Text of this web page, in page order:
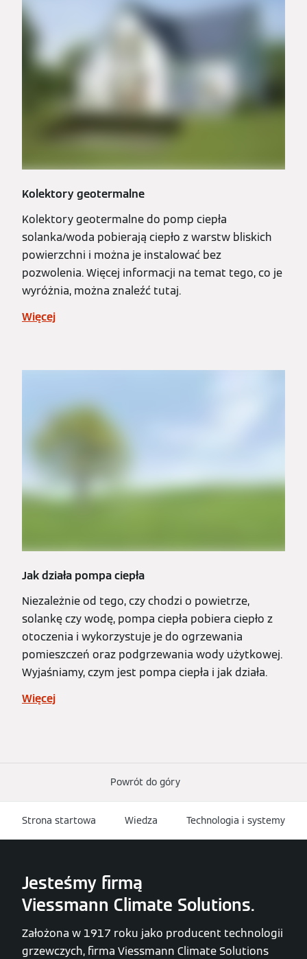
Kolektory geotermalne
Kolektory geotermalne do pomp ciepła
solanka/woda pobierają ciepło z warstw bliskich
powierzchni i można je instalować bez
pozwolenia. Więcej informacji na temat tego, co je
wyróżnia, można znaleźć tutaj.
Więcej
Jak działa pompa ciepła
Niezależnie od tego, czy chodzi o powietrze,
solankę czy wodę, pompa ciepła pobiera ciepło z
otoczenia i wykorzystuje je do ogrzewania
pomieszczeń oraz podgrzewania wody użytkowej.
Wyjaśniamy, czym jest pompa ciepła i jak działa.
Więcej
Powrót do góry
Strona startowa Wiedza Technologia i systemy
Jesteśmy firmą
Viessmann Climate Solutions.
Założona w 1917 roku jako producent technologii
grzewczych, firma Viessmann Climate Solutions